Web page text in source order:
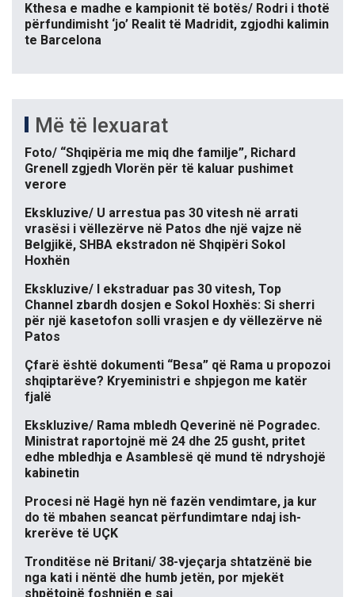
Kthesa e madhe e kampionit të botës/ Rodri i thotë
përfundimisht ‘jo’ Realit të Madridit, zgjodhi kalimin
te Barcelona
Më të lexuarat
Foto/ “Shqipëria me miq dhe familje”, Richard
Grenell zgjedh Vlorën për të kaluar pushimet
verore
Ekskluzive/ U arrestua pas 30 vitesh në arrati
vrasësi i vëllezërve në Patos dhe një vajze në
Belgjikë, SHBA ekstradon në Shqipëri Sokol
Hoxhën
Ekskluzive/ I ekstraduar pas 30 vitesh, Top
Channel zbardh dosjen e Sokol Hoxhës: Si sherri
për një kasetofon solli vrasjen e dy vëllezërve në
Patos
Çfarë është dokumenti “Besa” që Rama u propozoi
shqiptarëve? Kryeministri e shpjegon me katër
fjalë
Ekskluzive/ Rama mbledh Qeverinë në Pogradec.
Ministrat raportojnë më 24 dhe 25 gusht, pritet
edhe mbledhja e Asamblesë që mund të ndryshojë
kabinetin
Procesi në Hagë hyn në fazën vendimtare, ja kur
do të mbahen seancat përfundimtare ndaj ish-
krerëve të UÇK
Tronditëse në Britani/ 38-vjeçarja shtatzënë bie
nga kati i nëntë dhe humb jetën, por mjekët
shpëtojnë foshnjën e saj